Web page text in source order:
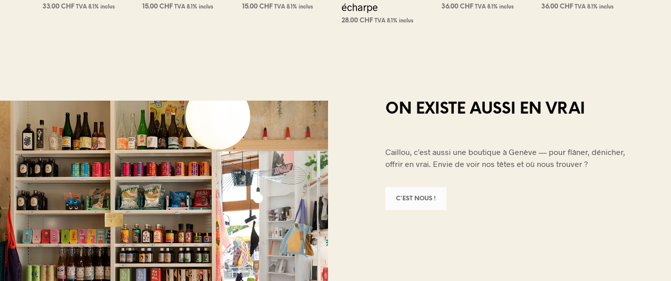
33.00 CHF TVA 8.1% inclus 15.00 CHF TVA 8.1% inclus 15.00 CHF TVA 8.1% inclus
écharpe
28.00CHF TVA 8.1% inclus
36.00CHF TVA 8.1% inclus 36.00CHF TVA 8.1% inclus
ON EXISTE AUSSI EN VRAI
Caillou, c’est aussi une boutique à Genève — pour flâner, dénicher,
offrir en vrai. Envie de voir nos têtes et où nous trouver ?
C'EST NOUS !